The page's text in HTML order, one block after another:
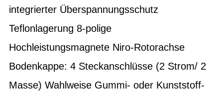
integrierter Überspannungsschutz
Teflonlagerung 8-polige
Hochleistungsmagnete Niro-Rotorachse
Bodenkappe: 4 Steckanschlüsse (2 Strom/ 2
Masse) Wahlweise Gummi- oder Kunststoff-